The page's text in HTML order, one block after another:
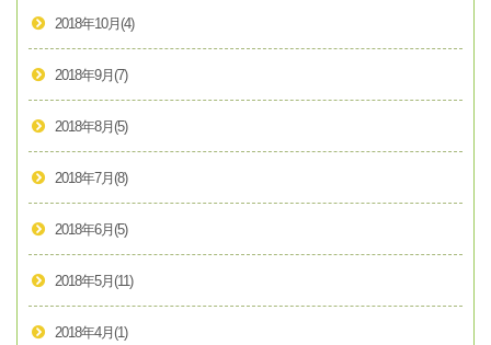
2018年10月 (4)
2018年9月 (7)
2018年8月 (5)
2018年7月 (8)
2018年6月 (5)
2018年5月 (11)
2018年4月 (1)